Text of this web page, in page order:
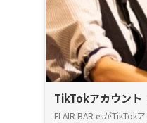
TikTokアカウント
FLAIR BAR esがTikTok